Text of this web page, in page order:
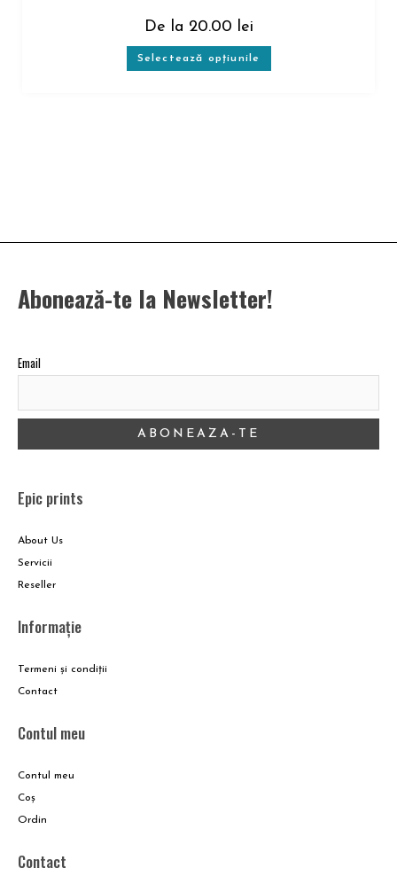
De la 20.00 lei
Selectează opțiunile
Abonează-te la Newsletter!
Email
Epic prints
About Us
Servicii
Reseller
Informație
Termeni și condiții
Contact
Contul meu
Contul meu
Coş
Ordin
Contact